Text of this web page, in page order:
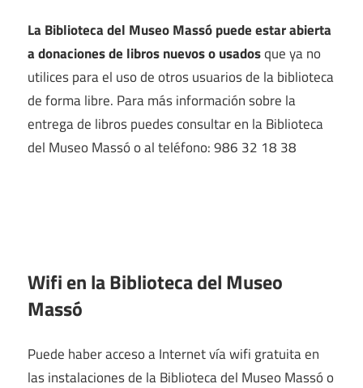
La Biblioteca del Museo Massó puede estar abierta
a donaciones de libros nuevos o usadosque ya no
utilices para el uso de otros usuarios de la biblioteca
de forma libre. Para más información sobre la
entrega de libros puedes consultar en la Biblioteca
del Museo Massó o al teléfono: 986 32 18 38
Wifi en laBiblioteca del Museo
Massó
Puede haber acceso a Internet vía wifi gratuita en
las instalaciones de la Biblioteca del Museo Massó o